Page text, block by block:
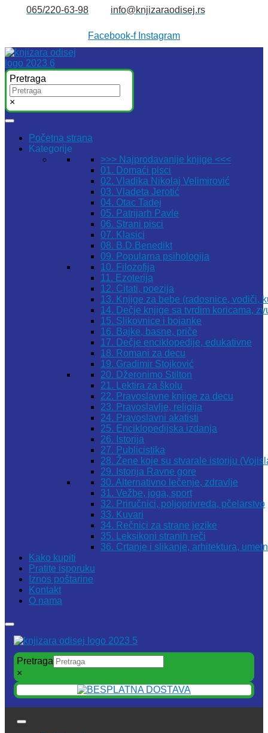
Skočite065/220-63-98 info@knjizaraodisej.rs
Facebook-f Instagram
Pretraga
×
Početna strana
Kategorije
>>> Najprodavanije knjige <<<
01. Domaći pisci
02. Vladika Nikolaj Velimirović
03. Vladeta Jerotić
04. Otac Tadej
05. Patrijarh Pavle
06. Strani pisci
07. Klasici
08. B.D.Benedikt
09. Popularna psihologija
10. Filozofija
11. Ezoterija
12. Citati, poezija
13. Knjige za bebe (radosnice, vodiči,
14. Dečje knjige sa tvrdim koricama,
15. Slikovnice i bojanke
16. Bajke, basne, priče
17. Dečje enciklopedije, edukativne
18. Romani za decu
19. Gradimir Stojković
20. Džeronimo Stilton
21. Lektira za školu
22. Pravoslavne knjige za decu
23. Pravoslavlje, religija
24. Pravoslavni akatisti
25. Enciklopedijska izdanja
26. Istorija
27. Publicistika
28. Žene koje su stvarale istoriju
29. Istorija Ravne gore
30. Alternativno lečenje, zdravlje
31. Vežbe, joga, sport
32. Priručnici, poljoprivreda, pčelarstvo
33. Kuvari
34. Rečnici za strane jezike
35. Leksikoni stranih reči
36. Crtanje i slikanje, arhitektura,
Kako kupiti
Pratite isporuku
Iznos poštarine
Kontakt
O nama
Pretraga
×